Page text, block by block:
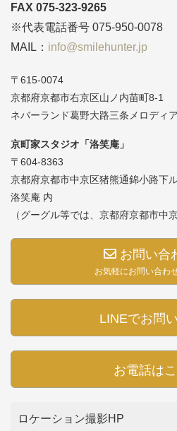
FAX 075-323-9265
※代表電話番号 075-950-0078
MAIL： info@smilehunter.jp
〒615-0074
京都府京都市右京区山ノ内苗町8-1
ネバーランド葛野大路三条メロディ
京町家スタジオ「洛笑庵」
〒604-8363
京都府京都市中京区猪熊通錦小路下
洛笑庵 内
（グーグル等では、京都府京都市中
お問い合
お気軽にお問い合わ
LINEでお問
お電話は
ロケーション撮影HP